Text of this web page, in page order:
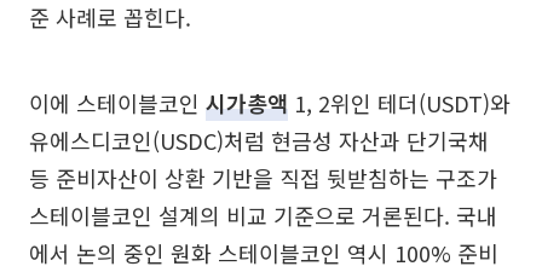
준 사례로 꼽힌다.
이에 스테이블코인 시가총액 1, 2위인 테더(USDT)와
유에스디코인(USDC)처럼 현금성 자산과 단기국채
등 준비자산이 상환 기반을 직접 뒷받침하는 구조가
스테이블코인 설계의 비교 기준으로 거론된다. 국내
에서 논의 중인 원화 스테이블코인 역시 100% 준비